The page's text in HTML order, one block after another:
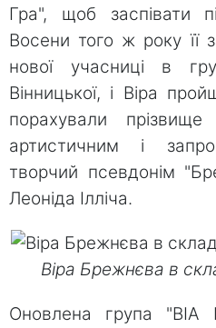
Гра", щоб
Восени того ж року її
нової учасниці в
Вінницької, і Віра
порахували
артистичним і
творчий псевдонім
Леоніда Ілліча.
Віра Брежнєва в
Оновлена ​​група "ВІА